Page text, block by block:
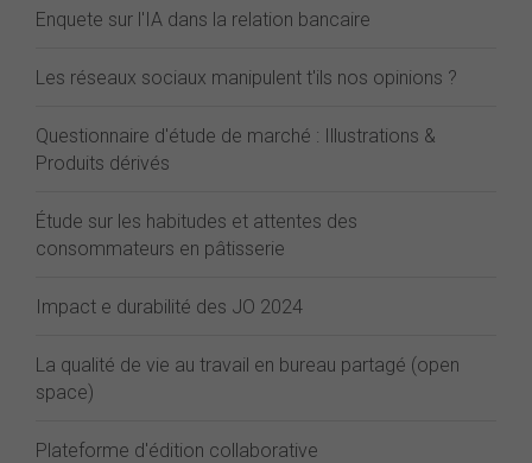
Enquete sur l'IA dans la relation bancaire
Les réseaux sociaux manipulent t'ils nos opinions ?
Questionnaire d'étude de marché : Illustrations &
Produits dérivés
Étude sur les habitudes et attentes des
consommateurs en pâtisserie
Impact e durabilité des JO 2024
La qualité de vie au travail en bureau partagé (open
space)
Plateforme d'édition collaborative